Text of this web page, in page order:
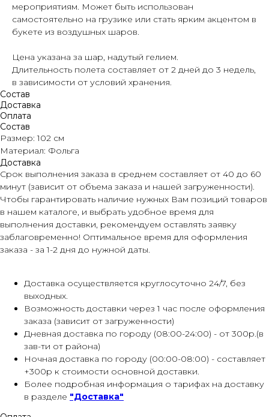
мероприятиям. Может быть использован
самостоятельно на грузике или стать ярким акцентом в
букете из воздушных шаров.
Цена указана за шар, надутый гелием.
Длительность полета составляет от 2 дней до 3 недель,
в зависимости от условий хранения.
Состав
Доставка
Оплата
Состав
Размер: 102 см
Материал: Фольга
Доставка
Срок выполнения заказа в среднем составляет от 40 до 60
минут (зависит от объема заказа и нашей загруженности).
Чтобы гарантировать наличие нужных Вам позиций товаров
в нашем каталоге, и выбрать удобное время для
выполнения доставки, рекомендуем оставлять заявку
заблаговременно! Оптимальное время для оформления
заказа - за 1-2 дня до нужной даты.
Доставка осуществляется круглосуточно 24/7, без
выходных.
Возможность доставки через 1 час после оформления
заказа (зависит от загруженности)
Дневная доставка по городу (08:00-24:00) - от 300р.(в
зав-ти от района)
Ночная доставка по городу (00:00-08:00) - составляет
+300р к стоимости основной доставки.
Более подробная информация о тарифах на доставку
в разделе "Доставка"